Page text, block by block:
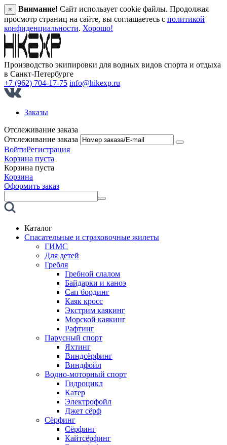
× Внимание! Сайт использует cookie файлы. Продолжая
просмотр страниц на сайте, вы соглашаетесь с политикой
конфиденциальности. Хорошо!
Производство экипировки для водных видов спорта и отдыха
в Санкт‑Петербурге
+7 (962) 704-17-75 info@hikexp.ru
Заказы
Отслеживание заказа
Отслеживание заказа
ВойтиРегистрация
Корзина пуста
Корзина пуста
Корзина
Оформить заказ
Каталог
Спасательные и страховочные жилеты
ГИМС
Для детей
Гребля
Гребной слалом
Байдарки и каноэ
Сап бординг
Каяк кросс
Экстрим каякинг
Морской каякинг
Рафтинг
Парусный спорт
Яхтинг
Виндсёрфинг
Виндфойл
Водно-моторный спорт
Гидроцикл
Катер
Электрофойл
Джет сёрф
Сёрфинг
Сёрфинг
Кайтсёрфинг